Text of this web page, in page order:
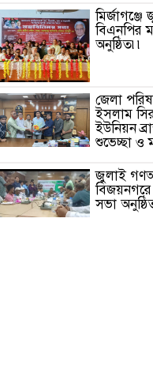
বিএনপির
অনুষ্ঠিত৷৷
জেলা
ইসলাম
ইউনিয়ন
শুভেচ্ছা ও
জুলাই
সভা